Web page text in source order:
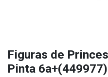
Figuras de
Pinta 6a+(449977)